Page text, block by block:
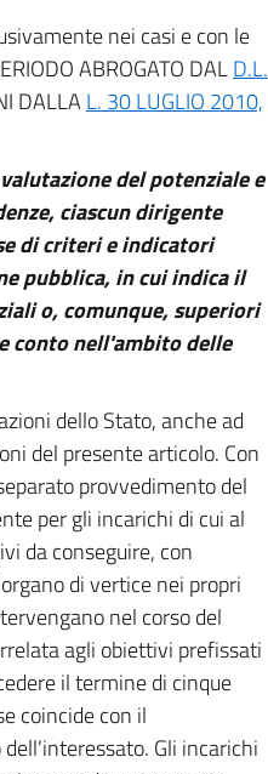
nei casi e con le
ABROGATO DALD.L.
DALLA L. 30 LUGLIO 2010,
del potenziale e
ciascun dirigente
di criteri e indicatori
pubblica, in cui indica il
o, comunque, superiori
conto nell'ambito delle
dello Stato, anche ad
del presente articolo. Con
provvedimento del
per gli incarichi di cui al
da conseguire, con
di vertice nei propri
nel corso del
agli obiettivi prefissati
il termine di cinque
coincide con il
Gli incarichi